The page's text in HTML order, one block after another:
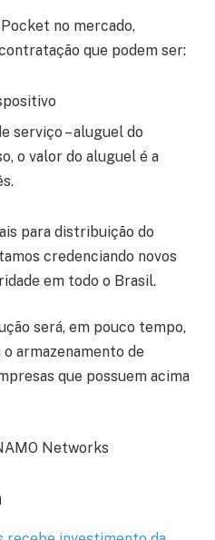
no mercado,
que podem ser:
serviço – aluguel do
o valor do aluguel é a
para distribuição do
credenciando novos
em todo o Brasil.
será, em pouco tempo,
armazenamento de
que possuem acima
Networks